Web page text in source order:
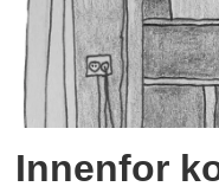
Innenfor